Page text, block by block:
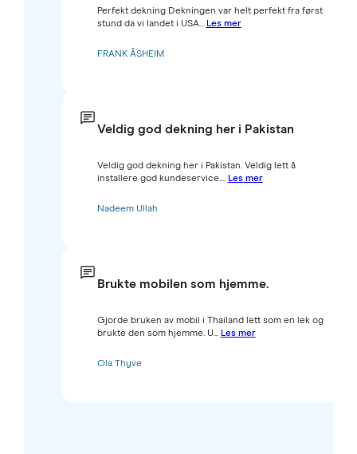
Perfekt dekning Dekningen var helt perfekt fra først
stund da vi landet i USA... Les mer
FRANK ÅSHEIM
Veldig god dekning her i Pakistan
Veldig god dekning her i Pakistan. Veldig lett å
installere god kundeservice.... Les mer
Nadeem Ullah
Brukte mobilen som hjemme.
Gjorde bruken av mobil i Thailand lett som en lek og
brukte den som hjemme. U... Les mer
Ola Thyve